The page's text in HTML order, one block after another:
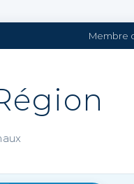
Membre